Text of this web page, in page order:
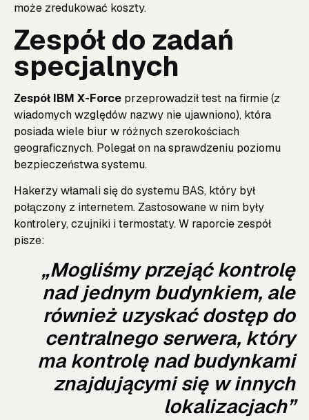
może zredukować koszty.
Zespół do zadań
specjalnych
Zespół IBM X-Force przeprowadził test na firmie (z
wiadomych względów nazwy nie ujawniono), która
posiada wiele biur w różnych szerokościach
geograficznych. Polegał on na sprawdzeniu poziomu
bezpieczeństwa systemu.
Hakerzy włamali się do systemu BAS, który był
połączony z internetem. Zastosowane w nim były
kontrolery, czujniki i termostaty. W raporcie zespół
pisze:
„Mogliśmy przejąć kontrolę
nad jednym budynkiem, ale
również uzyskać dostęp do
centralnego serwera, który
ma kontrolę nad budynkami
znajdującymi się w innych
lokalizacjach”